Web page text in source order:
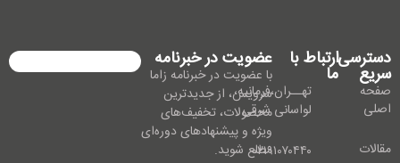
دسترسی
سریع
صفحه
اصلی
مقالات
ارتباط با
ما
تهــران،فرمانیه،
لواسانی شرقی
۰۲۱۹۱۰۷۰۴۴۰
عضویت در خبرنامه
با عضویت در خبرنامه زاما
سرویس، از جدیدترین
محصولات، تخفیف‌های
ویژه و پیشنهادهای دوره‌ای
مطلع شوید.